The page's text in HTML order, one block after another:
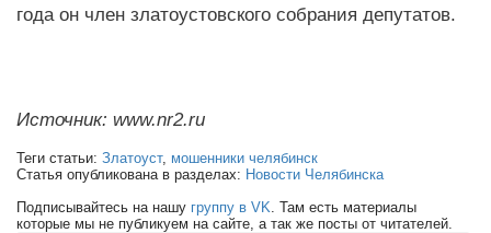
года он член златоустовского собрания депутатов.
Источник: www.nr2.ru
Теги статьи: Златоуст, мошенники челябинск
Статья опубликована в разделах: Новости Челябинска
Подписывайтесь на нашу группу в VK. Там есть материалы
которые мы не публикуем на сайте, а так же посты от читателей.